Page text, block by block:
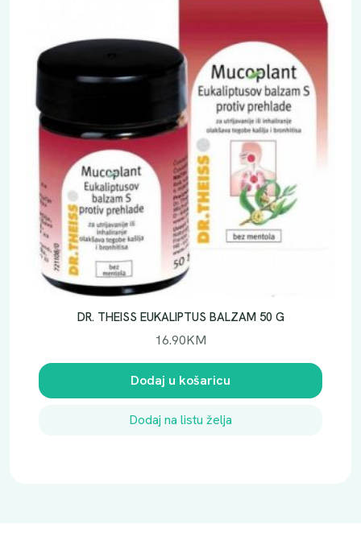
DR. THEISS EUKALIPTUS BALZAM 50 G
16.90KM
Dodaj u košaricu
Dodaj na listu želja